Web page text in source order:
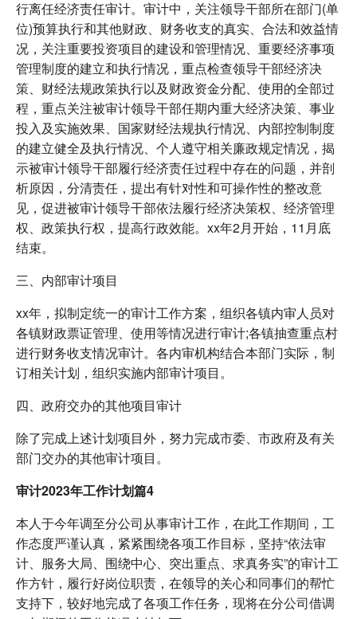
行离任经济责任审计。审计中，关注领导干部所在部门(单
位)预算执行和其他财政、财务收支的真实、合法和效益情
况，关注重要投资项目的建设和管理情况、重要经济事项
管理制度的建立和执行情况，重点检查领导干部经济决
策、财经法规政策执行以及财政资金分配、使用的全部过
程，重点关注被审计领导干部任期内重大经济决策、事业
投入及实施效果、国家财经法规执行情况、内部控制制度
的建立健全及执行情况、个人遵守相关廉政规定情况，揭
示被审计领导干部履行经济责任过程中存在的问题，并剖
析原因，分清责任，提出有针对性和可操作性的整改意
见，促进被审计领导干部依法履行经济决策权、经济管理
权、政策执行权，提高行政效能。xx年2月开始，11月底
结束。
三、内部审计项目
xx年，拟制定统一的审计工作方案，组织各镇内审人员对
各镇财政票证管理、使用等情况进行审计;各镇抽查重点村
进行财务收支情况审计。各内审机构结合本部门实际，制
订相关计划，组织实施内部审计项目。
四、政府交办的其他项目审计
除了完成上述计划项目外，努力完成市委、市政府及有关
部门交办的其他审计项目。
审计2023年工作计划篇4
本人于今年调至分公司从事审计工作，在此工作期间，工
作态度严谨认真，紧紧围绕各项工作目标，坚持“依法审
计、服务大局、围绕中心、突出重点、求真务实”的审计工
作方针，履行好岗位职责，在领导的关心和同事们的帮忙
支持下，较好地完成了各项工作任务，现将在分公司借调